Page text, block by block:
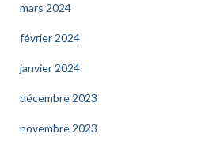
mars 2024
février 2024
janvier 2024
décembre 2023
novembre 2023